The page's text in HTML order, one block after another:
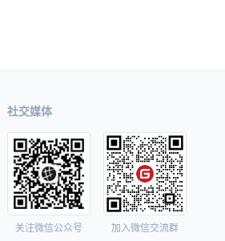
社交媒体
关注微信公众号 加入微信交流群